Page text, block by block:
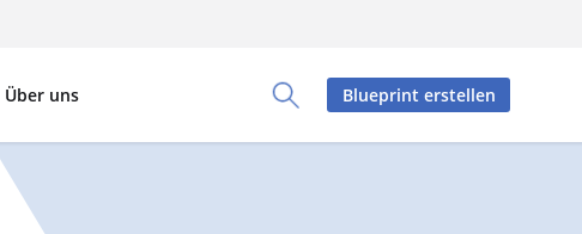
Toggle Search Panel
Über uns Blueprint erstellen